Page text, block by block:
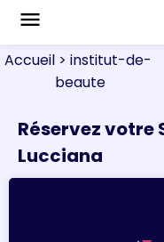
menu
Accueil > institut-de-
beaute
Réservez votre
Lucciana